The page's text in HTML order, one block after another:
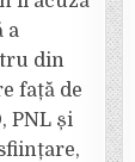
a
din
față de
PNL și